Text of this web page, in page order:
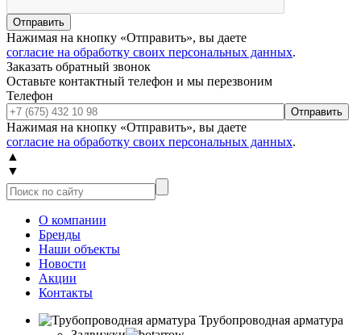
Отправить
Нажимая на кнопку «Отправить», вы даете
согласие на обработку своих персональных данных.
Заказать обратный звонок
Оставьте контактный телефон и мы перезвоним
Телефон
Отправить
Нажимая на кнопку «Отправить», вы даете
согласие на обработку своих персональных данных.
▲
▼
О компании
Бренды
Наши объекты
Новости
Акции
Контакты
Трубопроводная арматура